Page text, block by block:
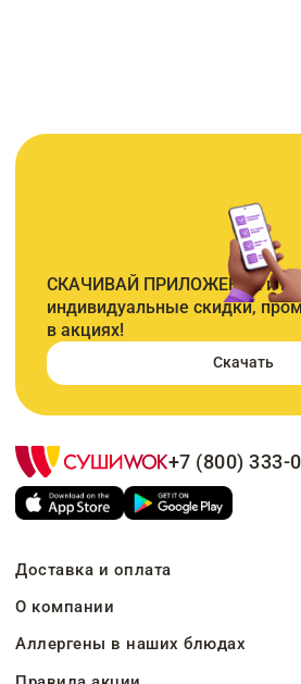
СКАЧИВАЙ ПРИЛОЖЕНИЕ и
индивидуальные скидки,
в акциях!
Скачать
+7 (800) 333-
Доставка и оплата
О компании
Аллергены в наших блюдах